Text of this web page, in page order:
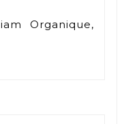
Organique,